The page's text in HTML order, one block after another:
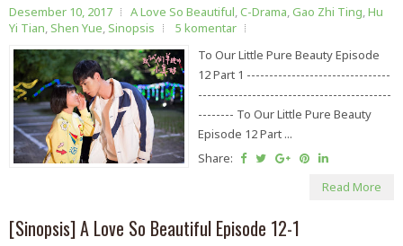
Desember 10, 2017 A Love So Beautiful,C-Drama,Gao Zhi Ting,Hu
Yi Tian, Shen Yue, Sinopsis
5 komentar
To Our Little Pure Beauty Episode
12 Part 1 --------------------------------
-------------------------------------------
-------- To Our Little Pure Beauty
Episode 12 Part ...
Share:
Read More
[Sinopsis] A Love So Beautiful Episode 12-1